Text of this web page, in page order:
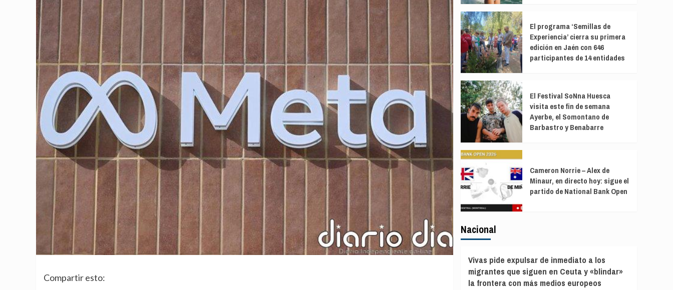
Compartir esto:
El programa ‘Semillas de
Experiencia’ cierra su primera
edición en Jaén con 646
participantes de 14 entidades
El Festival SoNna Huesca
visita este fin de semana
Ayerbe, el Somontano de
Barbastro y Benabarre
Cameron Norrie – Alex de
Minaur, en directo hoy: sigue el
partido de National Bank Open
Nacional
Vivas pide expulsar de inmediato a los
migrantes que siguen en Ceuta y «blindar»
la frontera con más medios europeos